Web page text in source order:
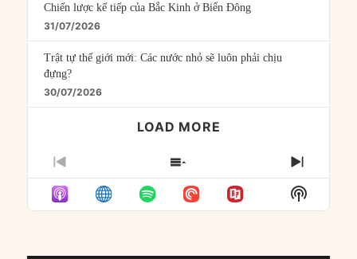
Chiến lược kế tiếp của Bắc Kinh ở Biển Đông
31/07/2026
Trật tự thế giới mới: Các nước nhỏ sẽ luôn phải chịu
đựng?
30/07/2026
LOAD MORE
PREVIOUS
EPISODE
SHOW
EPISODES
LIST
NEXT
Show
Podcast